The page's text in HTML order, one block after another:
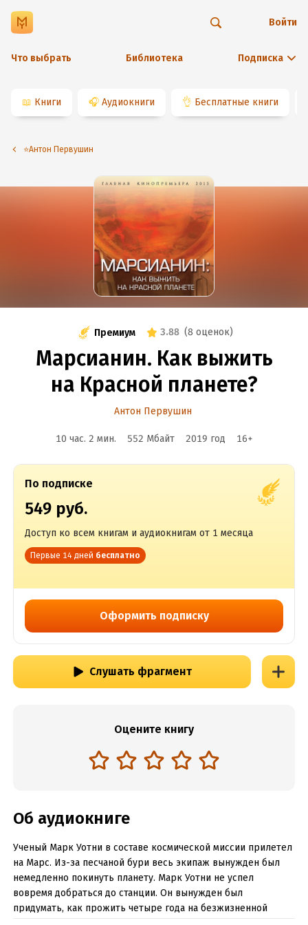
Что выбрать Библиотека Подписка
Войти
📖 Книги 🎧 Аудиокниги 👌 Бесплатные книги
⭐️Антон Первушин
Премиум 3.88 (8 оценок)
Марсианин. Как выжить
на Красной планете?
Антон Первушин
10 час. 2 мин. 552 Мбайт 2019 год 16+
По подписке
549 руб.
Доступ ко всем книгам и аудиокнигам от 1 месяца
Первые 14 дней бесплатно
Оформить подписку
Слушать фрагмент
Оцените книгу
Об аудиокниге
Ученый Марк Уотни в составе космической миссии прилетел
на Марс. Из-за песчаной бури весь экипаж вынужден был
немедленно покинуть планету. Марк Уотни не успел
вовремя добраться до станции. Он вынужден был
придумать, как прожить четыре года на безжизненной